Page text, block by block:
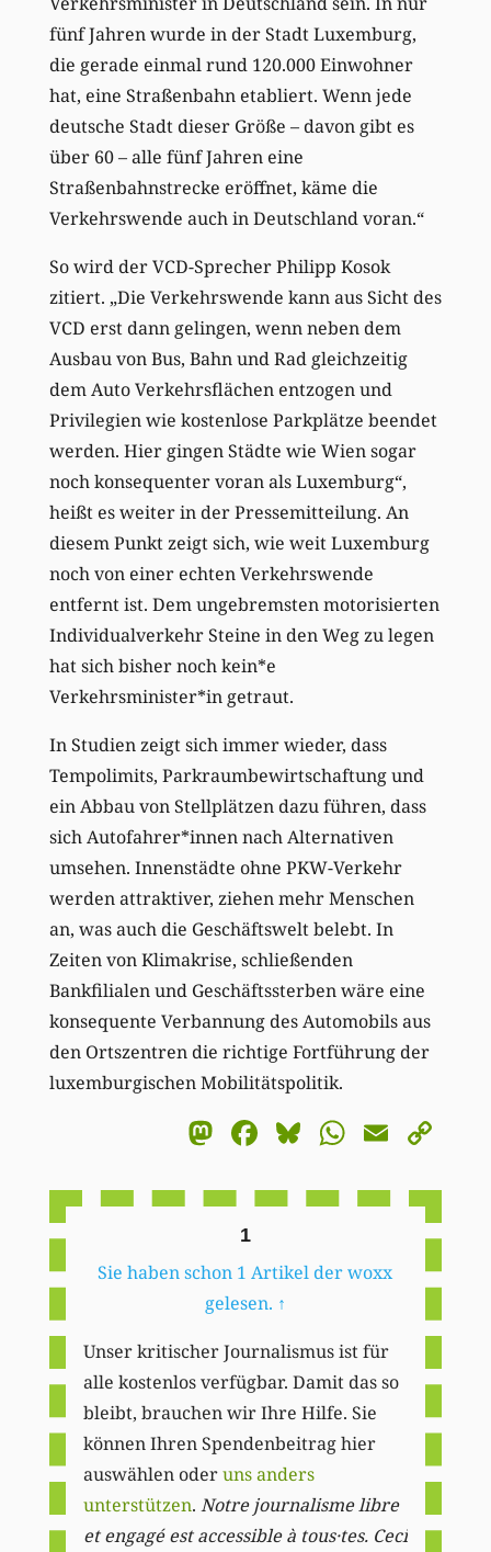
fünf Jahren wurde in der Stadt Luxemburg,
die gerade einmal rund 120.000 Einwohner
hat, eine Straßenbahn etabliert. Wenn jede
deutsche Stadt dieser Größe – davon gibt es
über 60 – alle fünf Jahren eine
Straßenbahnstrecke eröffnet, käme die
Verkehrswende auch in Deutschland voran.“
So wird der VCD-Sprecher Philipp Kosok
zitiert. „Die Verkehrswende kann aus Sicht des
VCD erst dann gelingen, wenn neben dem
Ausbau von Bus, Bahn und Rad gleichzeitig
dem Auto Verkehrsflächen entzogen und
Privilegien wie kostenlose Parkplätze beendet
werden. Hier gingen Städte wie Wien sogar
noch konsequenter voran als Luxemburg“,
heißt es weiter in der Pressemitteilung. An
diesem Punkt zeigt sich, wie weit Luxemburg
noch von einer echten Verkehrswende
entfernt ist. Dem ungebremsten motorisierten
Individualverkehr Steine in den Weg zu legen
hat sich bisher noch kein*e
Verkehrsminister*in getraut.
In Studien zeigt sich immer wieder, dass
Tempolimits, Parkraumbewirtschaftung und
ein Abbau von Stellplätzen dazu führen, dass
sich Autofahrer*innen nach Alternativen
umsehen. Innenstädte ohne PKW-Verkehr
werden attraktiver, ziehen mehr Menschen
an, was auch die Geschäftswelt belebt. In
Zeiten von Klimakrise, schließenden
Bankfilialen und Geschäftssterben wäre eine
konsequente Verbannung des Automobils aus
den Ortszentren die richtige Fortführung der
luxemburgischen Mobilitätspolitik.
Mastodon
Facebook
BlueskyEmail
1
Sie haben schon 1 Artikel der woxx
gelesen. ↑
Unser kritischer Journalismus ist für
alle kostenlos verfügbar. Damit das so
bleibt, brauchen wir Ihre Hilfe. Sie
können Ihren Spendenbeitrag hier
auswählen oderuns anders
unterstützen. Notre journalisme libre
et engagé est accessible à tous·tes. Ceci